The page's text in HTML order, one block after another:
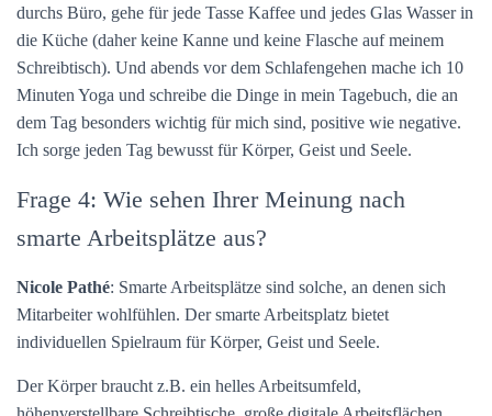
durchs Büro, gehe für jede Tasse Kaffee und jedes Glas Wasser in
die Küche (daher keine Kanne und keine Flasche auf meinem
Schreibtisch). Und abends vor dem Schlafengehen mache ich 10
Minuten Yoga und schreibe die Dinge in mein Tagebuch, die an
dem Tag besonders wichtig für mich sind, positive wie negative.
Ich sorge jeden Tag bewusst für Körper, Geist und Seele.
Frage 4: Wie sehen Ihrer Meinung nach
smarte Arbeitsplätze aus?
Nicole Pathé: Smarte Arbeitsplätze sind solche, an denen sich
Mitarbeiter wohlfühlen. Der smarte Arbeitsplatz bietet
individuellen Spielraum für Körper, Geist und Seele.
Der Körper braucht z.B. ein helles Arbeitsumfeld,